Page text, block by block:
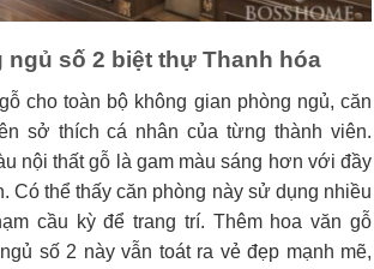
ngủ số 2 biệt thự Thanh hóa
cho toàn bộ không gian phòng ngủ, căn
sở thích cá nhân của từng thành viên.
nội thất gỗ là gam màu sáng hơn với đầy
Có thể thấy căn phòng này sử dụng nhiều
cầu kỳ để trang trí. Thêm hoa văn gỗ
số 2 này vẫn toát ra vẻ đẹp mạnh mẽ,